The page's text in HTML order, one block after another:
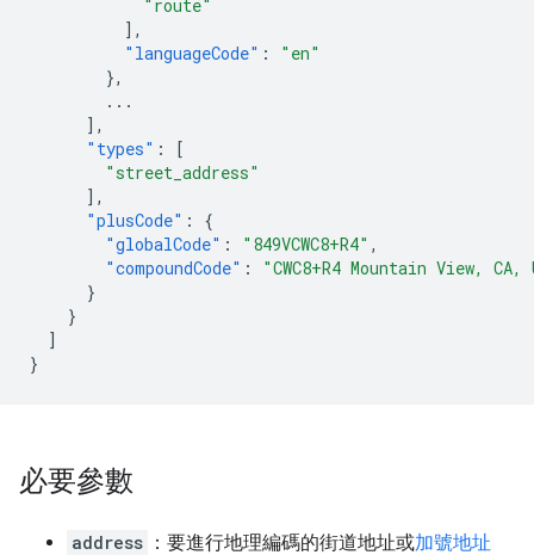
"route"
],
"languageCode" :
"en"
},
...
],
"types" :
[
"street_address"
],
"plusCode" :
{
"globalCode" : "849VCWC8+R4" ,
"compoundCode" :
"CWC8+R4 Mountain View, CA,
}
}
]
}
必要參數
address ：要進行地理編碼的街道地址或加號地址